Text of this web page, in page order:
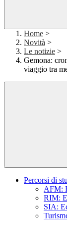
Home >
Novità >
Le notizie >
Gemona:
viaggio tra
Percorsi di
AFM:
RIM:
SIA: